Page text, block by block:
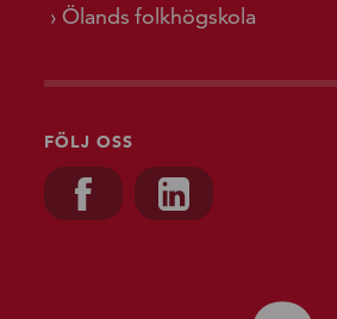
Ölands folkhögskola
FÖLJ OSS
Besök oss på, Facebook
Besök oss på, Linkedin